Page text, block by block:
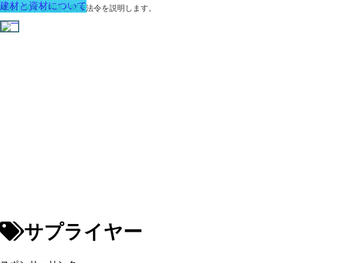
建築に関する用語と関連法令を説明します。
サプライヤー
建材と資材について